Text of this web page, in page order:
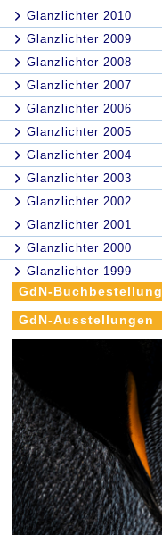
Glanzlichter 2010
Glanzlichter 2009
Glanzlichter 2008
Glanzlichter 2007
Glanzlichter 2006
Glanzlichter 2005
Glanzlichter 2004
Glanzlichter 2003
Glanzlichter 2002
Glanzlichter 2001
Glanzlichter 2000
Glanzlichter 1999
GdN-Buchbestellung
GdN-Ausstellungen